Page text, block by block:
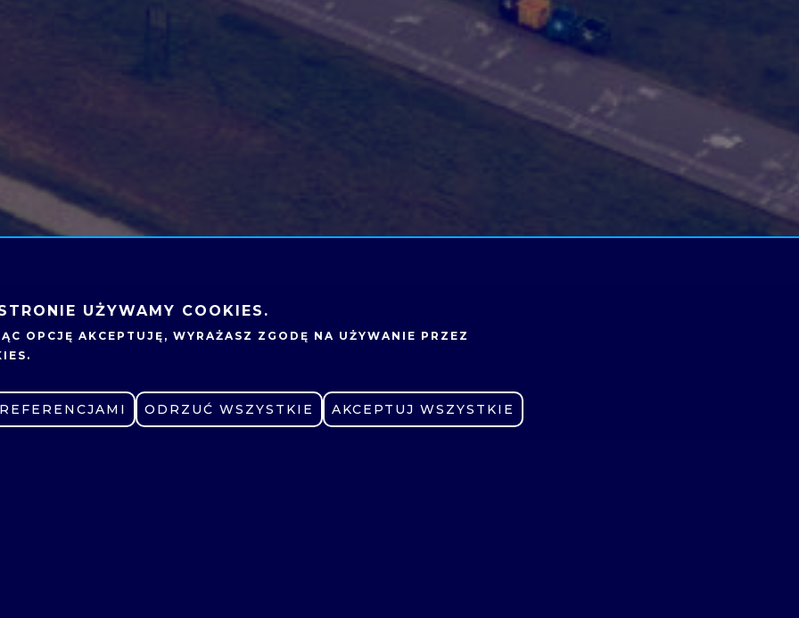
Poznańska
Jacka Rychlewskiego 1
UŻYWAMY COOKIES.
OPCJĘAKCEPTUJĘ , WYRAŻASZ ZGODĘ NA UŻYWANIE PRZEZ
ODRZUĆ WSZYSTKIE AKCEPTUJ WSZYSTKIE
ZMIEŃ USTAWIENIA